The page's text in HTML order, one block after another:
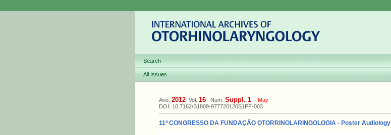
Search
All Issues
Ano: 2012Vol. 16Num. Suppl. 1- May
DOI: 10.7162/S1809-977720120S1PF-003
11º CONGRESSO DA FUNDAÇÃO OTORRINOLARINGOLOGIA - Poster Audiology